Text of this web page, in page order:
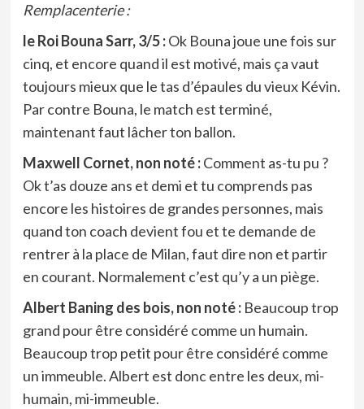
Remplacenterie :
le Roi Bouna Sarr, 3/5 :Ok Bouna joue une fois sur
cinq, et encore quand il est motivé, mais ça vaut
toujours mieux que le tas d’épaules du vieux Kévin.
Par contre Bouna, le match est terminé,
maintenant faut lâcher ton ballon.
Maxwell Cornet, non noté :Comment as-tu pu ?
Ok t’as douze ans et demi et tu comprends pas
encore les histoires de grandes personnes, mais
quand ton coach devient fou et te demande de
rentrer à la place de Milan, faut dire non et partir
en courant. Normalement c’est qu’y a un piège.
Albert Baning des bois, non noté : Beaucoup trop
grand pour être considéré comme un humain.
Beaucoup trop petit pour être considéré comme
un immeuble. Albert est donc entre les deux, mi-
humain, mi-immeuble.